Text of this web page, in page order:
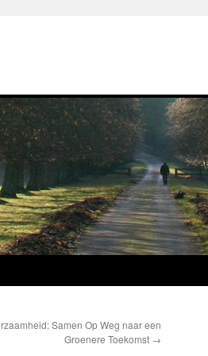
Samen Op Weg naar een
Groenere Toekomst →